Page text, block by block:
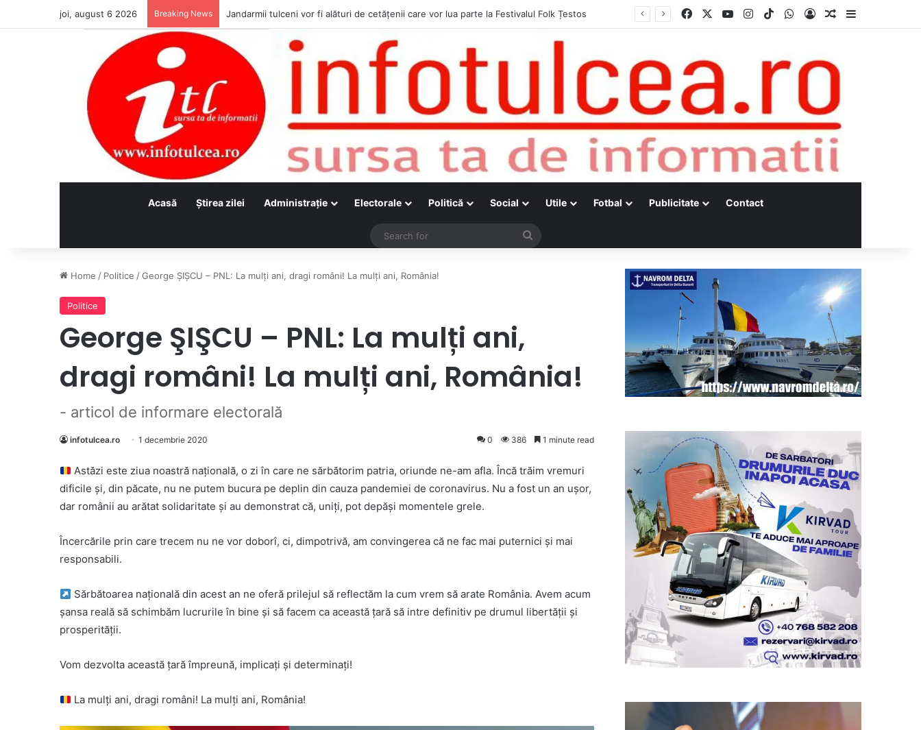
joi, august 6 2026 Breaking News Jandarmii tulceni vor fi alături de cetățenii care vor lua parte la Festivalul Folk Țestos Facebook YouTubeInstagram
TikTokWhatsApp
Log InRandom Article
Acasă Ştirea zilei Administraţie Electorale Politică Social Utile Fotbal Publicitate Contact
Search
Home / Politice /George ŞIŞCU – PNL: La mulți ani, dragi români! La mulți ani, România!
Politice
George ŞIŞCU – PNL: La mulți ani,
dragi români! La mulți ani, România!
- articol de informare electorală
infotulcea.ro 1 decembrie 2020 0 386 1 minute read
Astăzi este ziua noastră națională, o zi în care ne sărbătorim patria, oriunde ne-am afla. Încă trăim vremuri
dificile şi, din păcate, nu ne putem bucura pe deplin din cauza pandemiei de coronavirus. Nu a fost un an uşor,
dar românii au arătat solidaritate şi au demonstrat că, uniţi, pot depăşi momentele grele.
Încercările prin care trecem nu ne vor doborî, ci, dimpotrivă, am convingerea că ne fac mai puternici şi mai
responsabili.
Sărbătoarea naţională din acest an ne oferă prilejul să reflectăm la cum vrem să arate România. Avem acum
șansa reală să schimbăm lucrurile în bine şi să facem ca această ţară să intre definitiv pe drumul libertăţii şi
prosperităţii.
Vom dezvolta această ţară împreună, implicaţi şi determinaţi!
La mulți ani, dragi români! La mulți ani, România!